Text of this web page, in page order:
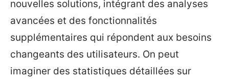
nouvelles solutions, intégrant des analyses
avancées et des fonctionnalités
supplémentaires qui répondent aux besoins
changeants des utilisateurs. On peut
imaginer des statistiques détaillées sur